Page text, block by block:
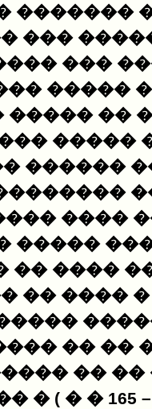
���
���
�����
��
�����
������
����
����
� ���� ��
�� ��
�� ��
) � ���� ��� ��